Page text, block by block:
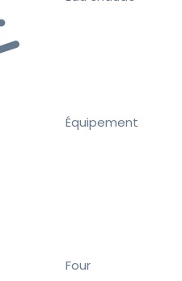
Équipement
Four